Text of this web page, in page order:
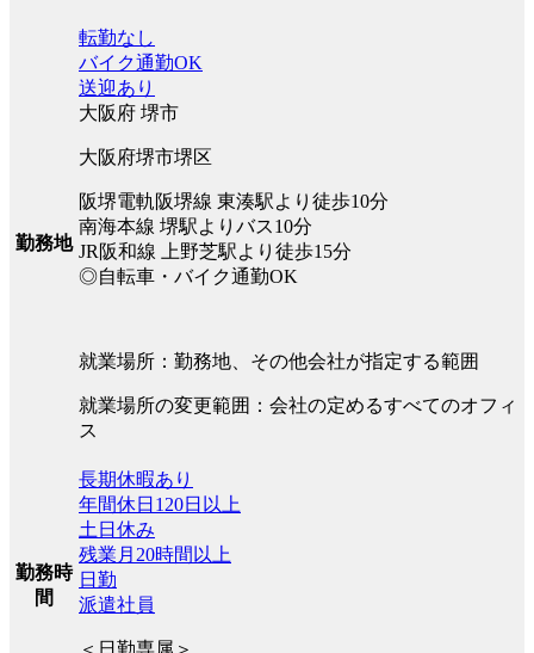
勤務地
転勤なし
バイク通勤OK
送迎あり
大阪府 堺市
大阪府堺市堺区
阪堺電軌阪堺線 東湊駅より徒歩10分
南海本線 堺駅よりバス10分
JR阪和線 上野芝駅より徒歩15分
◎自転車・バイク通勤OK
就業場所：勤務地、その他会社が指定する範囲
就業場所の変更範囲：会社の定めるすべてのオフィ
ス
勤務時
間
長期休暇あり
年間休日120日以上
土日休み
残業月20時間以上
日勤
派遣社員
＜日勤専属＞